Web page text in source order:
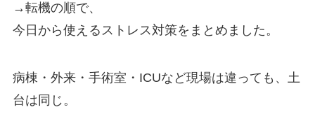
→転機の順で、
今日から使えるストレス対策をまとめました。
病棟・外来・手術室・ICUなど現場は違っても、土
台は同じ。